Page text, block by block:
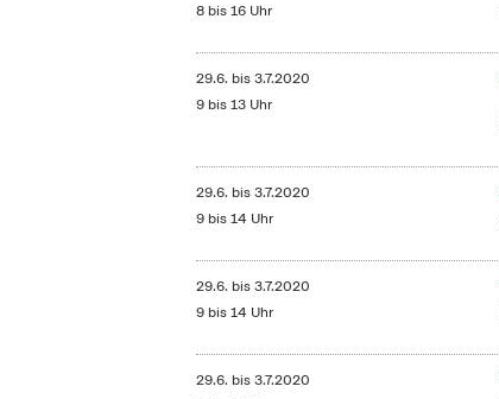
8 bis 16 Uhr
29.6. bis3.7.2020
9 bis 13 Uhr
29.6. bis3.7.2020
9 bis 14 Uhr
29.6. bis3.7.2020
9 bis 14 Uhr
29.6. bis3.7.2020